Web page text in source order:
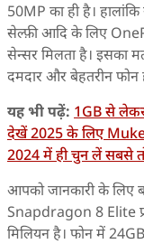
50MP का ही है।
सेल्फ़ी आदि के लिए
सेन्सर मिलता है। इसका
दमदार और बेहतरीन फोन
यह भी पढ़ें: 1GB से
देखें 2025 के लिए
2024 में ही चुन लें सबसे
आपको जानकारी के लिए
Snapdragon 8 Elite
मिलियन है। फोन में